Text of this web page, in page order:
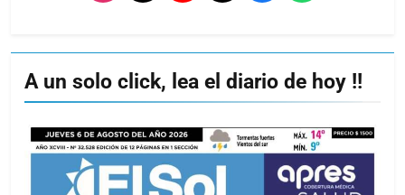
A un solo click, lea el diario de hoy !!